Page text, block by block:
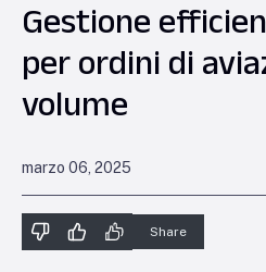
Gestione
per ordini di
volume
marzo 06, 2025
Share